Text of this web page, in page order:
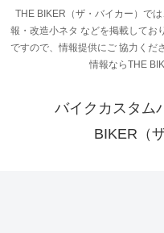
THE BIKER（ザ・バイカー）で
報・改造小ネタ などを掲載してお
ですので、情報提供にご 協力くだ
情報ならTHE
バイクカスタム
BIKER（